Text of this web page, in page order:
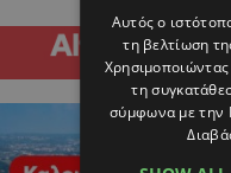
Αυτός ο
τη βελτίωση
τη
σύμφωνα με την